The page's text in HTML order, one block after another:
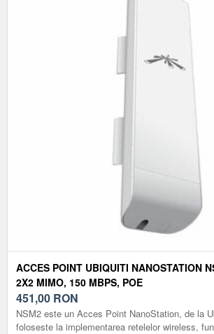
ACCES POINT UBIQUITI NANOSTATION
2X2 MIMO, 150 MBPS, POE
451,00 RON
NSM2 este un Acces Point NanoStation, de la
foloseste la implementarea retelelor wireless,